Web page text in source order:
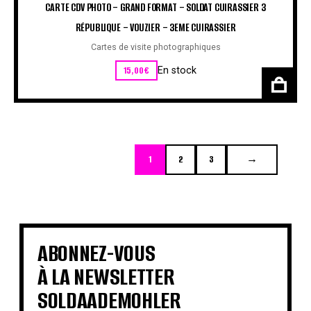
CARTE CDV PHOTO – GRAND FORMAT – SOLDAT CUIRASSIER 3
RÉPUBLIQUE – VOUZIER – 3EME CUIRASSIER
Cartes de visite photographiques
15,00€ En stock
1 2 3 →
ABONNEZ-VOUS
À LA NEWSLETTER
SOLDAADEMOHLER